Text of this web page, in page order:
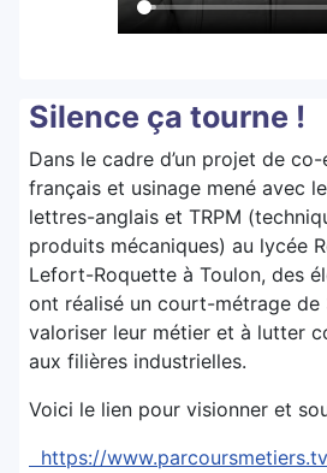
Silence ça tourne !
Dans le cadre d’un projet de
français et usinage mené avec
lettres-anglais et TRPM
produits mécaniques) au lycée
Lefort-Roquette à Toulon, des
ont réalisé un court-métrage de
valoriser leur métier et à lutter
aux filières industrielles.
Voici le lien pour visionner et
https://